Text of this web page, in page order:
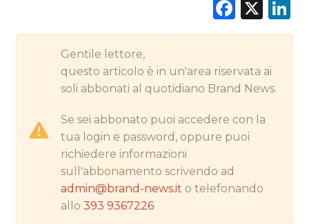
EDITORIA
RADIO / AUDIO
X
Gentile lettore,
questo articolo è in un'area riservata ai
soli abbonati al quotidiano Brand News.
Se sei abbonato puoi accedere con la
tua login e password, oppure puoi
richiedere informazioni
sull'abbonamento scrivendo ad
admin@brand-news.it o telefonando
allo393 9367226